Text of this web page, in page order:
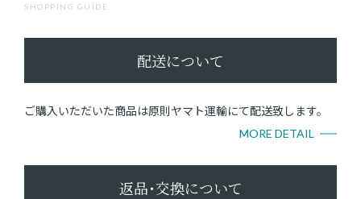
SHOPPING GUIDE
配送について
ご購入いただいた商品は原則ヤマト運輸にて配送致します。
MORE DETAIL
返品･交換について